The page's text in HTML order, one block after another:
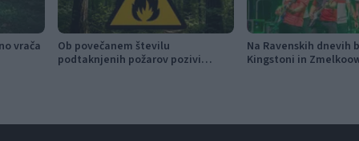
vrača
Ob povečanem številu
podtaknjenih požarov pozivi
Na Ravenskih dnevih
Kingstoni in